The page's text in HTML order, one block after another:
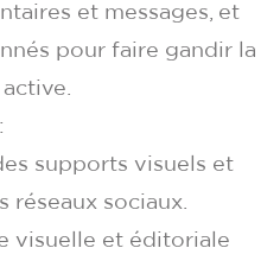
et messages, et
pour faire gandir la
supports visuels et
réseaux sociaux.
visuelle et éditoriale